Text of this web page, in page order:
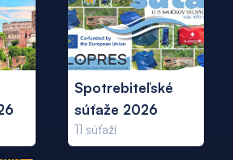
Spotrebiteľské
súťaže 2026
11 súťaží